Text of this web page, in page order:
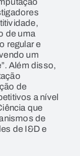
de uma
regular e
um
Além disso,
de
a nível
que
de
de I&D e